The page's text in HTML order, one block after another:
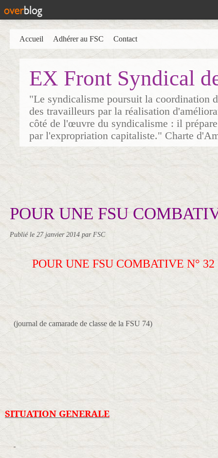
EX Front Syndical
"Le syndicalisme poursuit la coordination
des travailleurs par la réalisation
côté de l'œuvre du syndicalisme : il
par l'expropriation capitaliste." Charte
Accueil Adhérer au FSC Contact
POUR UNE FSU
Publié le 27 janvier 2014 par FSC
POUR UNE FSU COMBATIVE N° 32
(journal de camarade de classe de la FSU 74)
SITUATION GENERALE